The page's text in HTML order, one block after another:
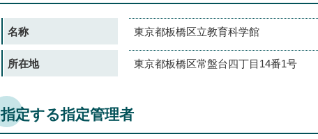
名称 東京都板橋区立教育科学館
所在地 東京都板橋区常盤台四丁目14番1号
指定する指定管理者